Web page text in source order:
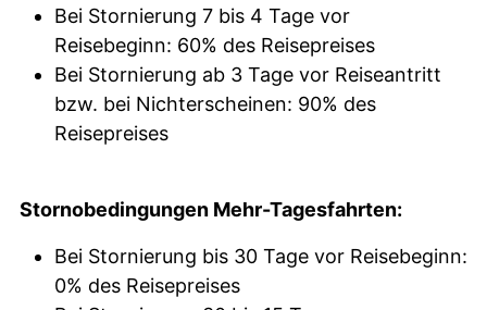
Bei Stornierung 7 bis 4 Tage vor
Reisebeginn: 60% des Reisepreises
Bei Stornierung ab 3 Tage vor Reiseantritt
bzw. bei Nichterscheinen: 90% des
Reisepreises
Stornobedingungen Mehr-Tagesfahrten:
Bei Stornierung bis 30 Tage vor Reisebeginn:
0% des Reisepreises